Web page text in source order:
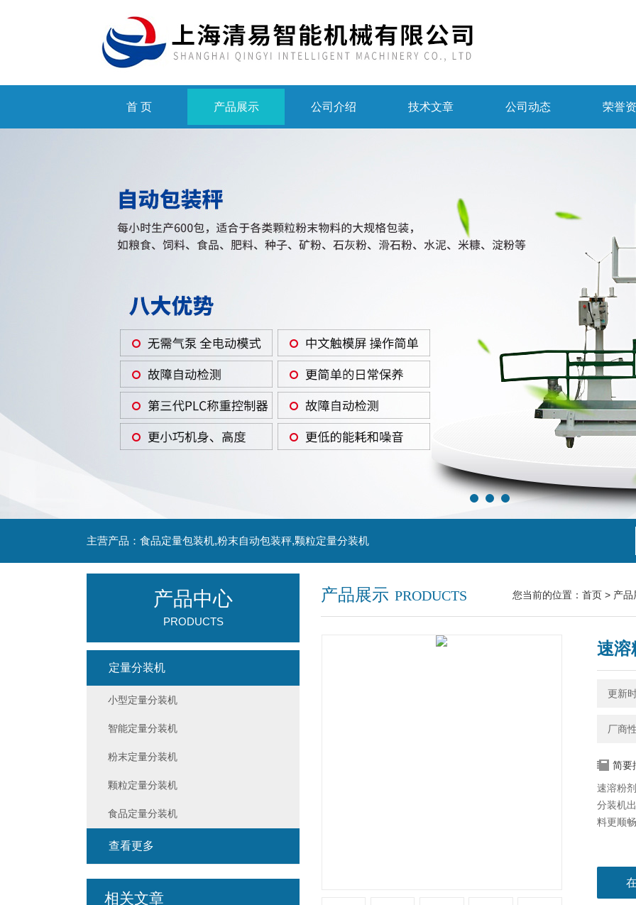
首 页 产品展示 公司介绍 技术文章 公司动态 荣誉
主营产品：食品定量包装机,粉末自动包装秤,颗粒定量分装机
产品展示 PRODUCTS 您当前的位置： 首页 > 产品
速溶
更新
厂商
简要
速溶粉
分装机​
料更顺
产品中心
PRODUCTS
定量分装机
小型定量分装机
智能定量分装机
粉末定量分装机
颗粒定量分装机
食品定量分装机
查看更多
相关文章